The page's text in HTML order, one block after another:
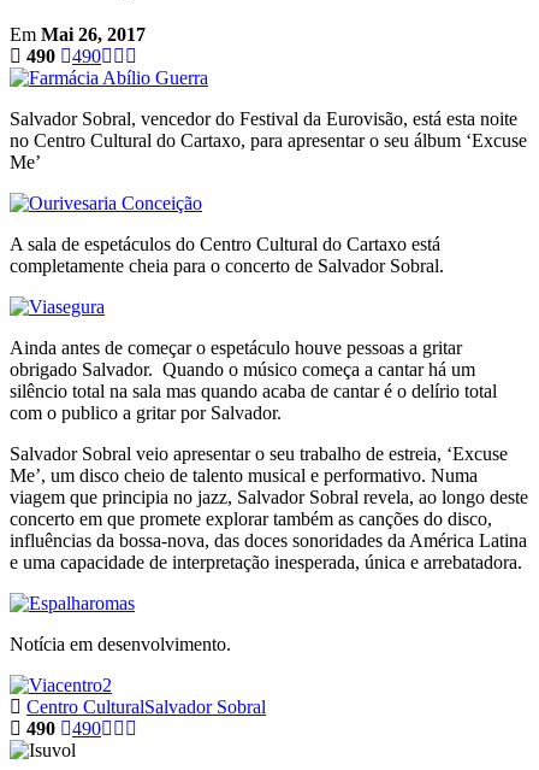
Em Mai 26, 2017
490
490
Salvador Sobral, vencedor do Festival da Eurovisão, está esta noite
no Centro Cultural do Cartaxo, para apresentar o seu álbum ‘Excuse
Me’
A sala de espetáculos do Centro Cultural do Cartaxo está
completamente cheia para o concerto de Salvador Sobral.
Ainda antes de começar o espetáculo houve pessoas a gritar
obrigado Salvador. Quando o músico começa a cantar há um
silêncio total na sala mas quando acaba de cantar é o delírio total
com o publico a gritar por Salvador.
Salvador Sobral veio apresentar o seu trabalho de estreia, ‘Excuse
Me’, um disco cheio de talento musical e performativo. Numa
viagem que principia no jazz, Salvador Sobral revela, ao longo deste
concerto em que promete explorar também as canções do disco,
influências da bossa-nova, das doces sonoridades da América Latina
e uma capacidade de interpretação inesperada, única e arrebatadora.
Notícia em desenvolvimento.
Centro CulturalSalvador Sobral
490
490